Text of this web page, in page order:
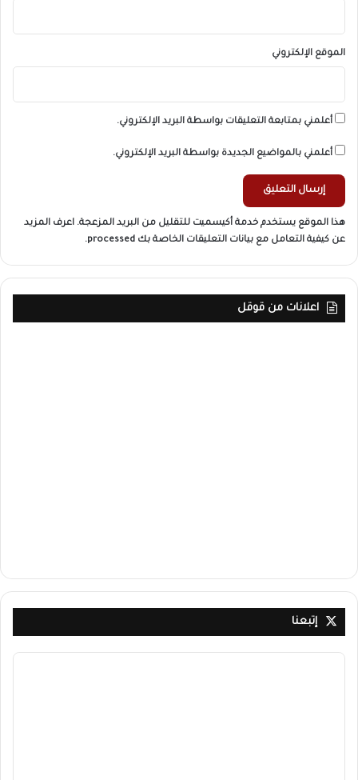
الموقع الإلكتروني
أعلمني بمتابعة التعليقات بواسطة البريد الإلكتروني.
أعلمني بالمواضيع الجديدة بواسطة البريد الإلكتروني.
هذا الموقع يستخدم خدمة أكيسميت للتقليل من البريد المزعجة. اعرف المزيد
عن كيفية التعامل مع بيانات التعليقات الخاصة بك processed
.
اعلانات من قوقل
إتبعنا